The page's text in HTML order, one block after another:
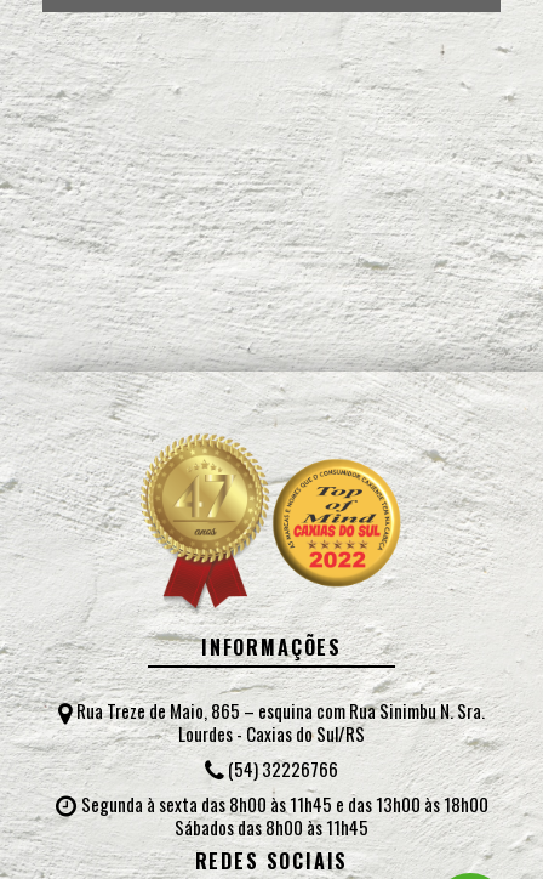
INFORMAÇÕES
Rua Treze de Maio, 865 – esquina com Rua Sinimbu N. Sra.
Lourdes - Caxias do Sul/RS
(54) 32226766
Segunda à sexta das 8h00 às 11h45 e das 13h00 às 18h00
Sábados das 8h00 às 11h45
REDES SOCIAIS